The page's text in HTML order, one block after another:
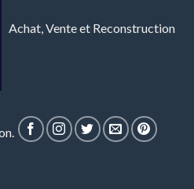
Achat, Vente et Reconstruction